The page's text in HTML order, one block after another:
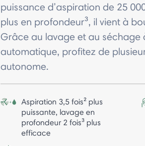
puissance d’aspiration de 25
plus en profondeur³, il vient à
Grâce au lavage et au séchage
automatique, profitez de
autonome.
Aspiration 3,5 fois² plus
puissante, lavage en
profondeur 2 fois³ plus
efficace